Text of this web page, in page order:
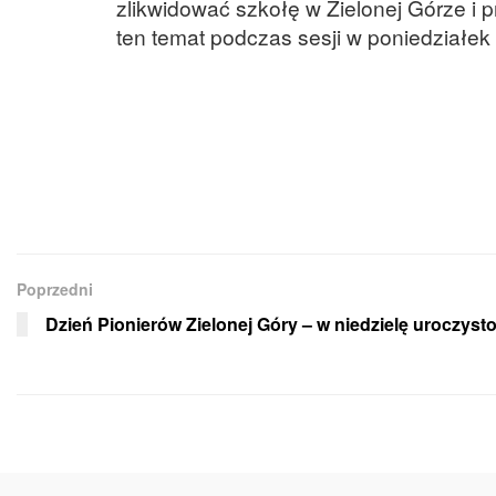
zlikwidować szkołę w Zielonej Górze i
ten temat podczas sesji w
Poprzedni
Dzień Pionierów Zielonej Góry – w niedzielę